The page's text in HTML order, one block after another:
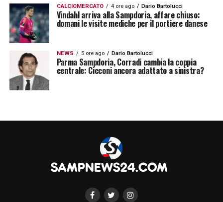
CALCIOMERCATO 4 ore ago Dario Bartolucci
Vindahl arriva alla Sampdoria, affare chiuso:
domani le visite mediche per il portiere danese
NEWS 5 ore ago Dario Bartolucci
Parma Sampdoria, Corradi cambia la coppia
centrale: Cicconi ancora adattato a sinistra?